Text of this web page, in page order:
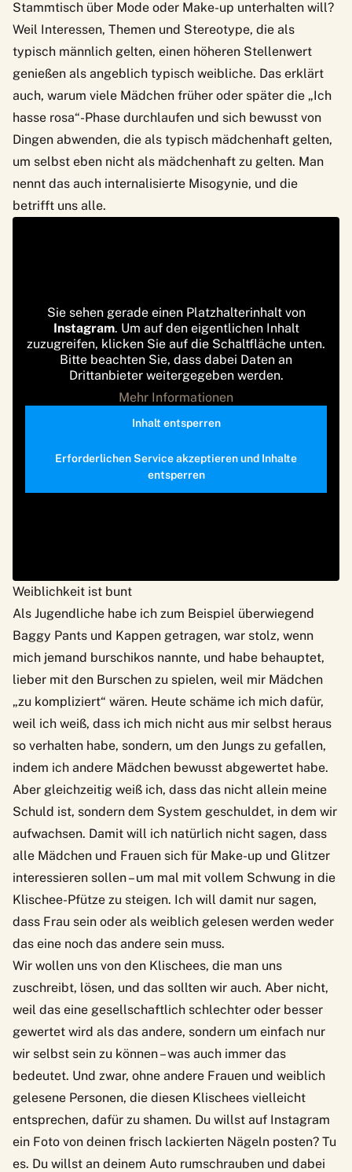
Stammtisch über Mode oder Make-up unterhalten will?
Weil Interessen, Themen und Stereotype, die als
typisch männlich gelten, einen höheren Stellenwert
genießen als angeblich typisch weibliche. Das erklärt
auch, warum viele Mädchen früher oder später die „Ich
hasse rosa“-Phase durchlaufen und sich bewusst von
Dingen abwenden, die als typisch mädchenhaft gelten,
um selbst eben nicht als mädchenhaft zu gelten. Man
nennt das auch internalisierte Misogynie, und die
betrifft uns alle.
Sie sehen gerade einen Platzhalterinhalt von
Instagram. Um auf den eigentlichen Inhalt
zuzugreifen, klicken Sie auf die Schaltfläche unten.
Bitte beachten Sie, dass dabei Daten an
Drittanbieter weitergegeben werden.
Mehr Informationen
Inhalt entsperren
Erforderlichen Service akzeptieren und Inhalte
entsperren
Weiblichkeit ist bunt
Als Jugendliche habe ich zum Beispiel überwiegend
Baggy Pants und Kappen getragen, war stolz, wenn
mich jemand burschikos nannte, und habe behauptet,
lieber mit den Burschen zu spielen, weil mir Mädchen
„zu kompliziert“ wären. Heute schäme ich mich dafür,
weil ich weiß, dass ich mich nicht aus mir selbst heraus
so verhalten habe, sondern, um den Jungs zu gefallen,
indem ich andere Mädchen bewusst abgewertet habe.
Aber gleichzeitig weiß ich, dass das nicht allein meine
Schuld ist, sondern dem System geschuldet, in dem wir
aufwachsen. Damit will ich natürlich nicht sagen, dass
alle Mädchen und Frauen sich für Make-up und Glitzer
interessieren sollen – um mal mit vollem Schwung in die
Klischee-Pfütze zu steigen. Ich will damit nur sagen,
dass Frau sein oder als weiblich gelesen werden weder
das eine noch das andere sein muss.
Wir wollen uns von den Klischees, die man uns
zuschreibt, lösen, und das sollten wir auch. Aber nicht,
weil das eine gesellschaftlich schlechter oder besser
gewertet wird als das andere, sondern um einfach nur
wir selbst sein zu können – was auch immer das
bedeutet. Und zwar, ohne andere Frauen und weiblich
gelesene Personen, die diesen Klischees vielleicht
entsprechen, dafür zu shamen. Du willst auf Instagram
ein Foto von deinen frisch lackierten Nägeln posten? Tu
es. Du willst an deinem Auto rumschrauben und dabei